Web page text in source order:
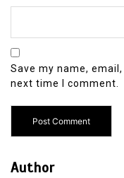
Save my name,
next time I comment.
Author